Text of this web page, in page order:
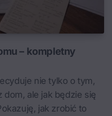
– kompletny
nie tylko o tym,
dom, ale jak będzie się
jak zrobić to